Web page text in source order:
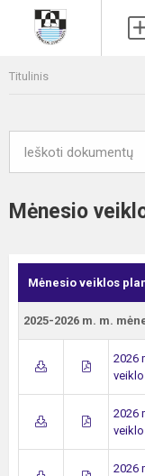
Titulinis
Mėnesio
Mėnesio veiklos
2025-2026 m. m.
2026
2026
2026